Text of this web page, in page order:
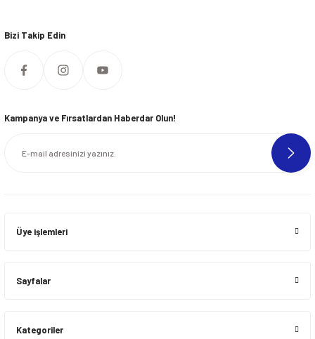
Bizi Takip Edin
Kampanya ve Fırsatlardan Haberdar Olun!
Üye işlemleri
Sayfalar
Kategoriler